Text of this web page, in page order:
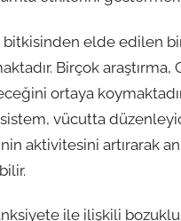
elde edilen
Birçok
ortaya
vücutta
aktivitesini artırarak
ile ilişkili